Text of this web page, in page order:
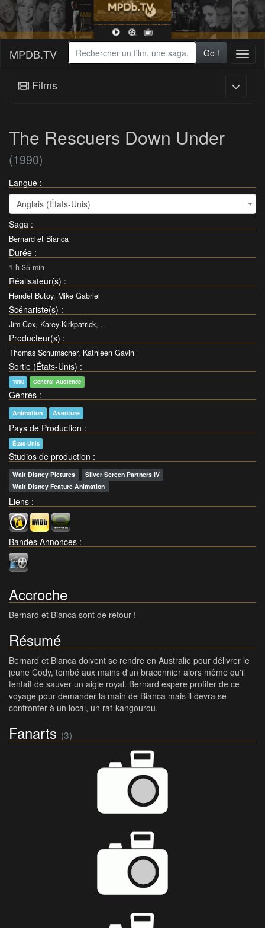
MPDB.TV Go !
Films
The Rescuers Down Under
(1990)
Langue :
Anglais (États-Unis)
Saga :
Bernard et Bianca
Durée :
1 h 35 min
Réalisateur(s) :
Hendel Butoy, Mike Gabriel
Scénariste(s) :
Jim Cox, Karey Kirkpatrick, ...
Producteur(s) :
Thomas Schumacher, Kathleen Gavin
Sortie (États-Unis) :
1990 General Audience
Genres :
Animation Aventure
Pays de Production :
États-Unis
Studios de production :
Walt Disney Pictures
Silver Screen Partners IV
Walt Disney Feature Animation
Liens :
Bandes Annonces :
Accroche
Bernard et Bianca sont de retour !
Résumé
Bernard et Bianca doivent se rendre en Australie pour délivrer le
jeune Cody, tombé aux mains d'un braconnier alors même qu'il
tentait de sauver un aigle royal. Bernard espère profiter de ce
voyage pour demander la main de Bianca mais il devra se
confronter à un local, un rat-kangourou.
Fanarts (3)